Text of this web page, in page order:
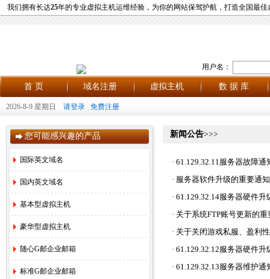
我们拥有长达25年的专业虚拟主机运维经验，为你的网站保驾护航，打造全国最佳
用户名：
首 页 域名注册 虚拟主机 数 据 库
2026-8-9 星期日 请登录 免费注册
您可能感兴趣的产品
国际英文域名
国内英文域名
基本型虚拟主机
豪华型虚拟主机
随心G邮企业邮箱
标准G邮企业邮箱
新闻公告>>>
· 61.129.32.11服务器故障通
· 服务器软件升级的重要通
· 61.129.32.14服务器硬件升
· 关于系统FTP账号更新的
· 关于关闭游戏私服、盈利
· 61.129.32.12服务器硬件升
· 61.129.32.13服务器维护通